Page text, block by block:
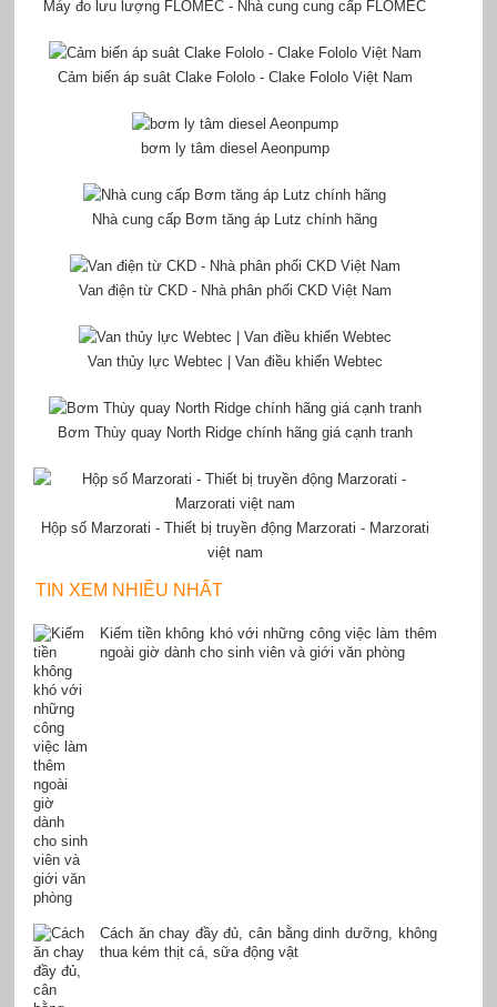
Máy đo lưu lượng FLOMEC - Nhà cung cung cấp FLOMEC
Cảm biến áp suât Clake Fololo - Clake Fololo Việt Nam
bơm ly tâm diesel Aeonpump
Nhà cung cấp Bơm tăng áp Lutz chính hãng
Van điện từ CKD - Nhà phân phối CKD Việt Nam
Van thủy lực Webtec | Van điều khiển Webtec
Bơm Thùy quay North Ridge chính hãng giá cạnh tranh
Hộp số Marzorati - Thiết bị truyền động Marzorati - Marzorati
việt nam
TIN XEM NHIỀU NHẤT
Kiếm tiền không khó với những công việc làm thêm
ngoài giờ dành cho sinh viên và giới văn phòng
Cách ăn chay đầy đủ, cân bằng dinh dưỡng, không
thua kém thịt cá, sữa động vật